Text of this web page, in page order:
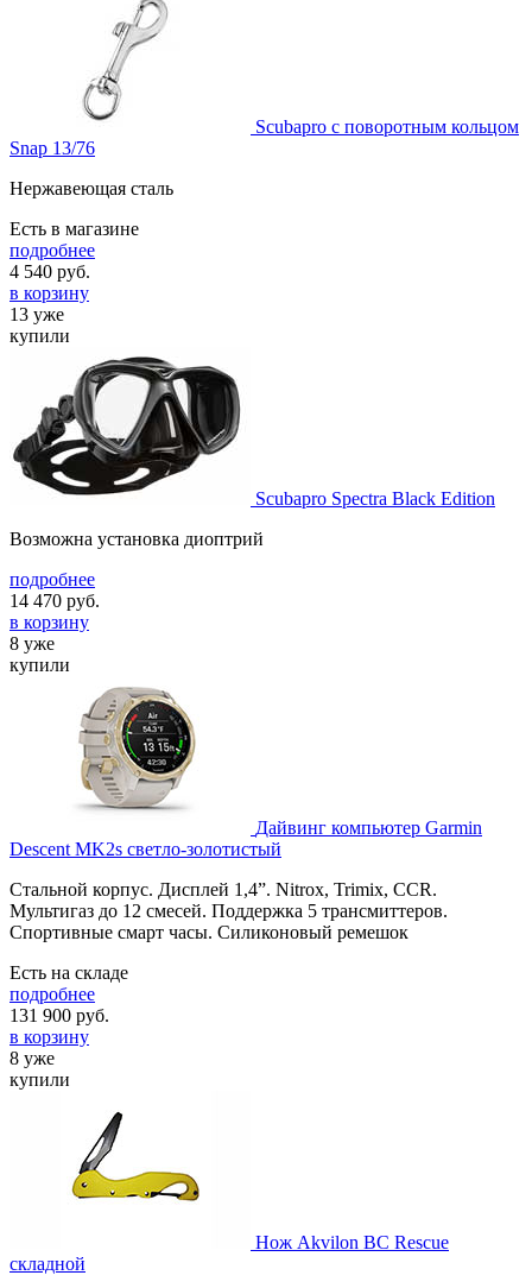
Scubapro с поворотным кольцом
Snap 13/76
Нержавеющая сталь
Есть в магазине
подробнее
4 540 руб.
в корзину
13 уже
купили
Scubapro Spectra Black Edition
Возможна установка диоптрий
подробнее
14 470 руб.
в корзину
8 уже
купили
Дайвинг компьютер Garmin
Descent MK2s светло-золотистый
Стальной корпус. Дисплей 1,4”. Nitrox, Trimix, CCR.
Мультигаз до 12 смесей. Поддержка 5 трансмиттеров.
Спортивные смарт часы. Силиконовый ремешок
Есть на складе
подробнее
131 900 руб.
в корзину
8 уже
купили
Нож Akvilon BC Rescue
складной